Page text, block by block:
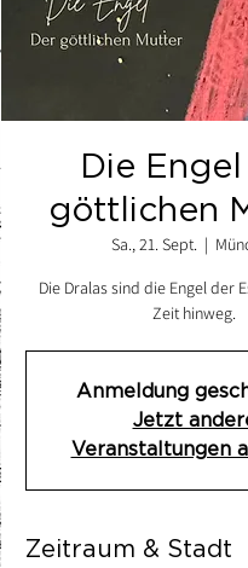
Die
göttlichen
Sa., 21. Sept.
  |
Die Dralas sind die Engel der
Zeit hinweg.
Anmeldung
Jetzt
Veranstaltungen
Zeitraum & Stadt